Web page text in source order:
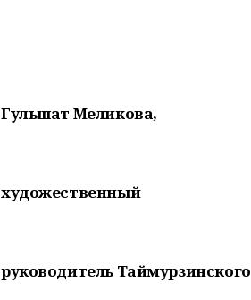
Гульшат Меликова,
художественный
руководитель Таймурзинского